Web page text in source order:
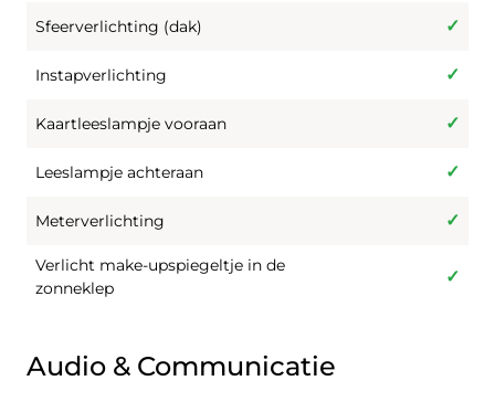
Sfeerverlichting (dak)
Instapverlichting
Kaartleeslampje vooraan
Leeslampje achteraan
Meterverlichting
Verlicht make-upspiegeltje in de
zonneklep
Audio & Communicatie